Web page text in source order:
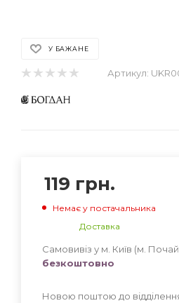
У БАЖАНЕ
Артикул:
119 грн.
Немає у постачальника
Доставка
Самовивіз у м. Київ (м.
безкоштовно
Новою поштою до